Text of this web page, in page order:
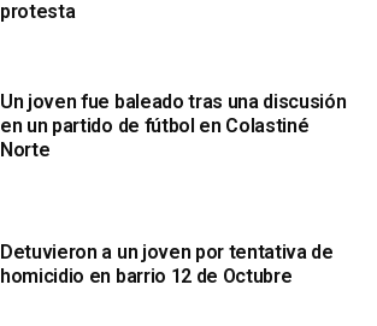
protesta
Un joven fue baleado tras una discusión
en un partido de fútbol en Colastiné
Norte
Detuvieron a un joven por tentativa de
homicidio en barrio 12 de Octubre